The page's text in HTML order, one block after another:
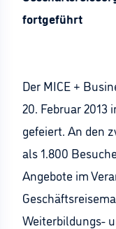
fortgeführt
Der MICE +
20. Februar
gefeiert. An den
als 1.800
Angebote im
Weiterbildungs-